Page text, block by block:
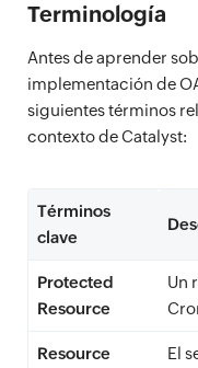
Terminología
Antes de aprender
implementación de
siguientes términos
contexto de Catalyst:
Términos
clave
Protected
Resource
Un
Resource El